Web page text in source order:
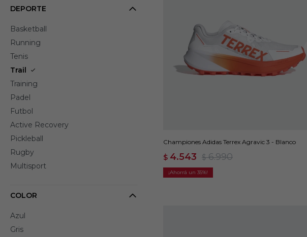
Championes Adidas Terrex Agravic 3 - Blanco
$ 4.543 $ 6.990
35
DEPORTE
Basketball
Running
Tenis
Trail
Training
Padel
Futbol
Active Recovery
Pickleball
Rugby
Multisport
COLOR
Azul
Gris